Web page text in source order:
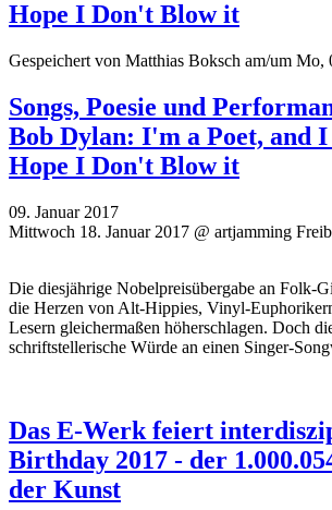
Hope I Don't Blow it
Gespeichert von Matthias Boksch am/um Mo,
Songs, Poesie und
Bob Dylan: I'm a Poet, and
Hope I Don't Blow it
09. Januar 2017
Mittwoch 18. Januar 2017 @ artjamming
Die diesjährige Nobelpreisübergabe an Folk-
die Herzen von Alt-Hippies, Vinyl-
Lesern gleichermaßen höherschlagen. Doch
schriftstellerische Würde an einen Singer-
Das E-Werk feiert
Birthday 2017 - der
der Kunst